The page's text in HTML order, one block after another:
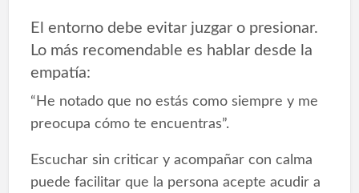
El entorno debe evitar juzgar o presionar.
Lo más recomendable es hablar desde la
empatía:
“He notado que no estás como siempre y me
preocupa cómo te encuentras”.
Escuchar sin criticar y acompañar con calma
puede facilitar que la persona acepte acudir a